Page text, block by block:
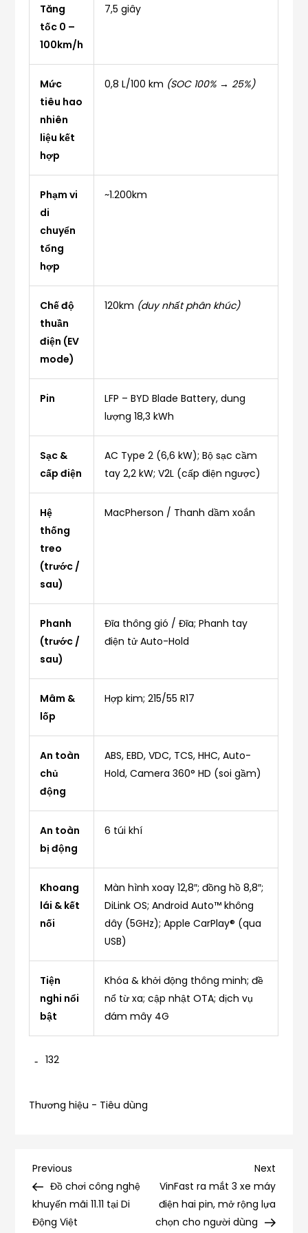
Tăng
tốc 0 –
100km/h
7,5 giây
Mức
tiêu hao
nhiên
liệu kết
hợp
0,8 L/100 km (SOC 100% → 25%)
Phạm vi
di
chuyển
tổng
hợp
~1.200km
Chế độ
thuần
điện (EV
mode)
120km (duy nhất phân khúc)
Pin
LFP – BYD Blade Battery, dung
lượng 18,3 kWh
Sạc &
cấp điện
AC Type 2 (6,6 kW); Bộ sạc cầm
tay 2,2 kW; V2L (cấp điện ngược)
Hệ
thống
treo
(trước /
sau)
MacPherson / Thanh dầm xoắn
Phanh
(trước /
sau)
Đĩa thông gió / Đĩa; Phanh tay
điện tử Auto-Hold
Mâm &
lốp
Hợp kim; 215/55 R17
An toàn
chủ
động
ABS, EBD, VDC, TCS, HHC, Auto-
Hold, Camera 360° HD (soi gầm)
An toàn
bị động
6 túi khí
Khoang
lái & kết
nối
Màn hình xoay 12,8″; đồng hồ 8,8″;
DiLink OS; Android Auto™ không
dây (5GHz); Apple CarPlay® (qua
USB)
Tiện
nghi nổi
bật
Khóa & khởi động thông minh; đề
nổ từ xa; cập nhật OTA; dịch vụ
đám mây 4G
132
Thương hiệu - Tiêu dùng
Điều
hướng
Previous
Post
Previous
Đồ chơi công nghệ
khuyến mãi 11.11 tại Di
Động Việt
Next
Post
Next
VinFast ra mắt 3 xe máy
điện hai pin, mở rộng lựa
chọn cho người dùng